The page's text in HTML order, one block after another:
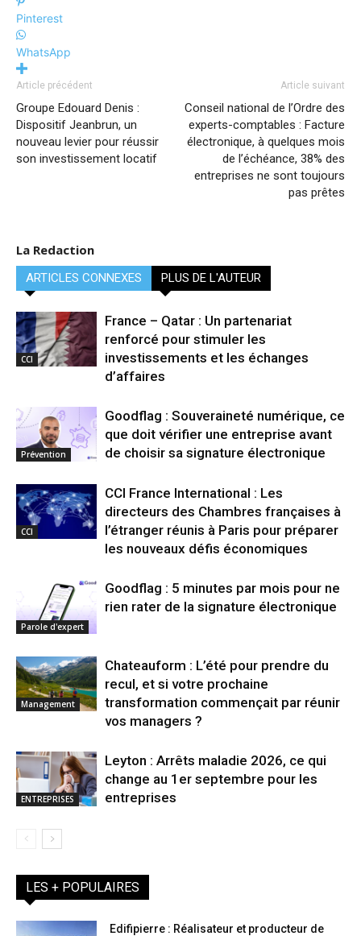
Pinterest
WhatsApp
Article précédent
Groupe Edouard Denis :
Dispositif Jeanbrun, un
nouveau levier pour réussir
son investissement locatif
Article suivant
Conseil national de l’Ordre des
experts-comptables : Facture
électronique, à quelques mois
de l’échéance, 38% des
entreprises ne sont toujours
pas prêtes
La Redaction
ARTICLES CONNEXES PLUS DE L'AUTEUR
CCI
France – Qatar : Un partenariat
renforcé pour stimuler les
investissements et les échanges
d’affaires
Prévention
Goodflag : Souveraineté numérique, ce
que doit vérifier une entreprise avant
de choisir sa signature électronique
CCI
CCI France International : Les
directeurs des Chambres françaises à
l’étranger réunis à Paris pour préparer
les nouveaux défis économiques
Parole d'expert
Goodflag : 5 minutes par mois pour ne
rien rater de la signature électronique
Management
Chateauform : L’été pour prendre du
recul, et si votre prochaine
transformation commençait par réunir
vos managers ?
ENTREPRISES
Leyton : Arrêts maladie 2026, ce qui
change au 1er septembre pour les
entreprises
LES + POPULAIRES
Edifipierre : Réalisateur et producteur de